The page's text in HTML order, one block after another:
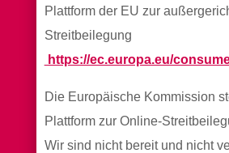
Plattform der EU zur
Streitbeilegung
https://ec.europa.eu/
Die Europäische Kommission
Plattform zur Online-
Wir sind nicht bereit und nicht